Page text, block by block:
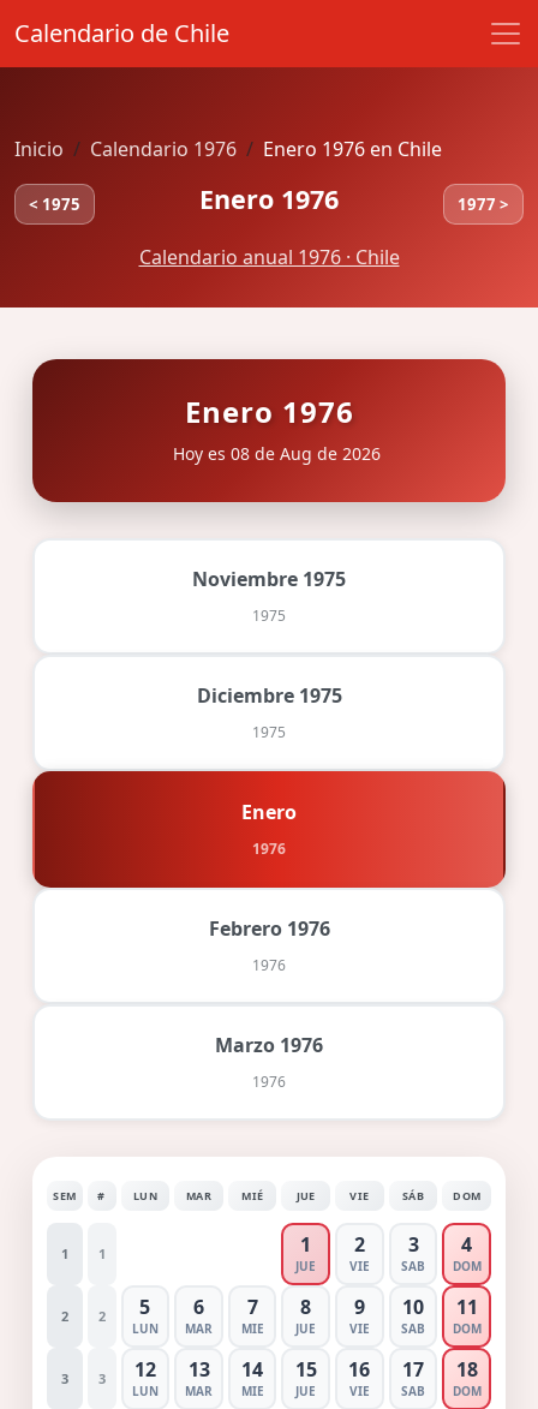
Calendario de Chile
Inicio Calendario 1976 Enero 1976 en Chile
< 1975 Enero 1976 1977 >
Calendario anual 1976 · Chile
Enero 1976
Hoy es 08 de Aug de 2026
Noviembre 1975
1975
Diciembre 1975
1975
Enero
1976
Febrero 1976
1976
Marzo 1976
1976
SEM # LUN MAR MIÉ JUE VIE SÁB DOM
1 1 1
JUE
2
VIE
3
SAB
4
DOM
2 2 5
LUN
6
MAR
7
MIE
8
JUE
9
VIE
10
SAB
11
DOM
3 3 12
LUN
13
MAR
14
MIE
15
JUE
16
VIE
17
SAB
18
DOM